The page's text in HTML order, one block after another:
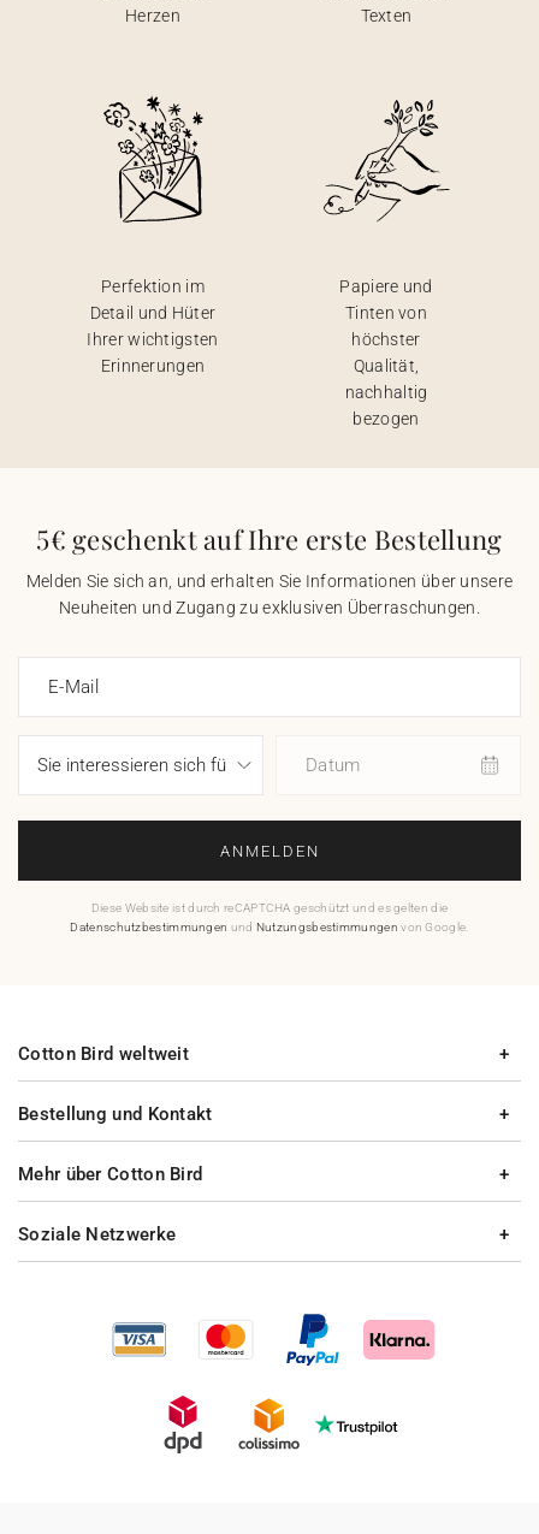
Herzen
Texten
Perfektion im
Detail und Hüter
Ihrer wichtigsten
Erinnerungen
Papiere und
Tinten von
höchster
Qualität,
nachhaltig
bezogen
5€ geschenkt auf Ihre erste Bestellung
Melden Sie sich an, und erhalten Sie Informationen über unsere
Neuheiten und Zugang zu exklusiven Überraschungen.
E-Mail
Datum
ANMELDEN
Diese Website ist durch reCAPTCHA geschützt und es gelten die
Datenschutzbestimmungen und Nutzungsbestimmungen von Google.
Bestellung und Kontakt
Mehr über Cotton Bird
Cotton Bird weltweit
Soziale Netzwerke